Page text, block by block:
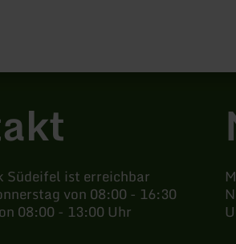
Südeifel ist erreichbar
von 08:00 - 16:30
08:00 - 13:00 Uhr